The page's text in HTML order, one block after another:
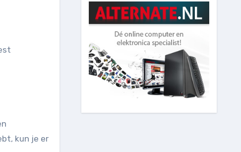
kun je er